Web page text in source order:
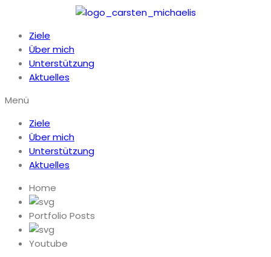
Ziele
Über mich
Unterstützung
Aktuelles
Menü
Ziele
Über mich
Unterstützung
Aktuelles
Home
Portfolio Posts
Youtube